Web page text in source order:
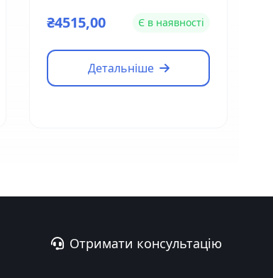
2CD2126G1-IS (2.8мм)
₴4515,00 Є в наявності
Детальніше
Отримати консультацію